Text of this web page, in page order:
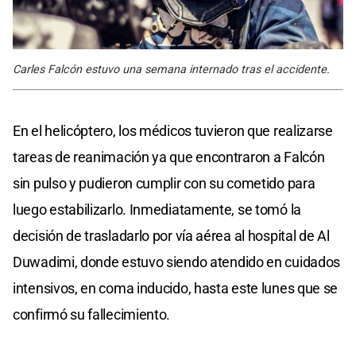
Carles Falcón estuvo una semana internado tras el accidente.
En el helicóptero, los médicos tuvieron que realizarse
tareas de reanimación ya que encontraron a Falcón
sin pulso y pudieron cumplir con su cometido para
luego estabilizarlo. Inmediatamente, se tomó la
decisión de trasladarlo por vía aérea al hospital de Al
Duwadimi, donde estuvo siendo atendido en cuidados
intensivos, en coma inducido, hasta este lunes que se
confirmó su fallecimiento.